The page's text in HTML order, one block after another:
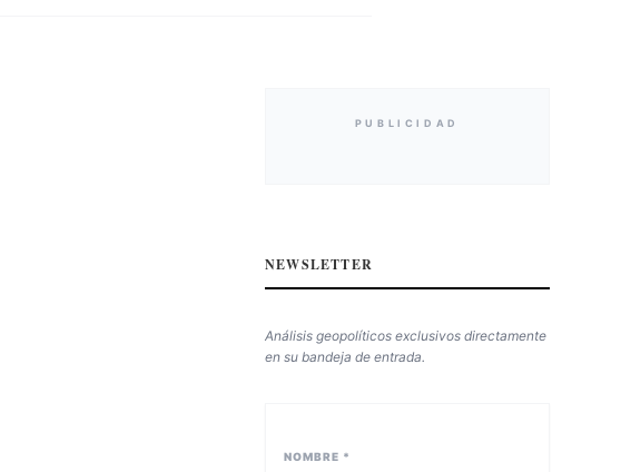
PUBLICIDAD
NEWSLETTER
Análisis geopolíticos exclusivos directamente
en su bandeja de entrada.
NOMBRE *